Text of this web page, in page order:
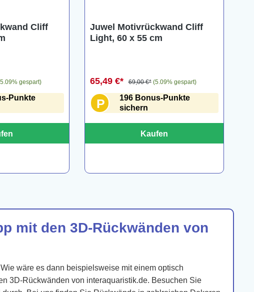
Cliff
gespart)
Punkte
Juwel Motivrückwand Cliff
Light, 60 x 55 cm
65,49 €* 69,00 €* (5.09% gespart)
P
196 Bonus-Punkte
sichern
Kaufen
mit den 3D-Rückwänden von
wäre es dann beispielsweise mit einem optisch
3D-Rückwänden von interaquaristik.de. Besuchen Sie